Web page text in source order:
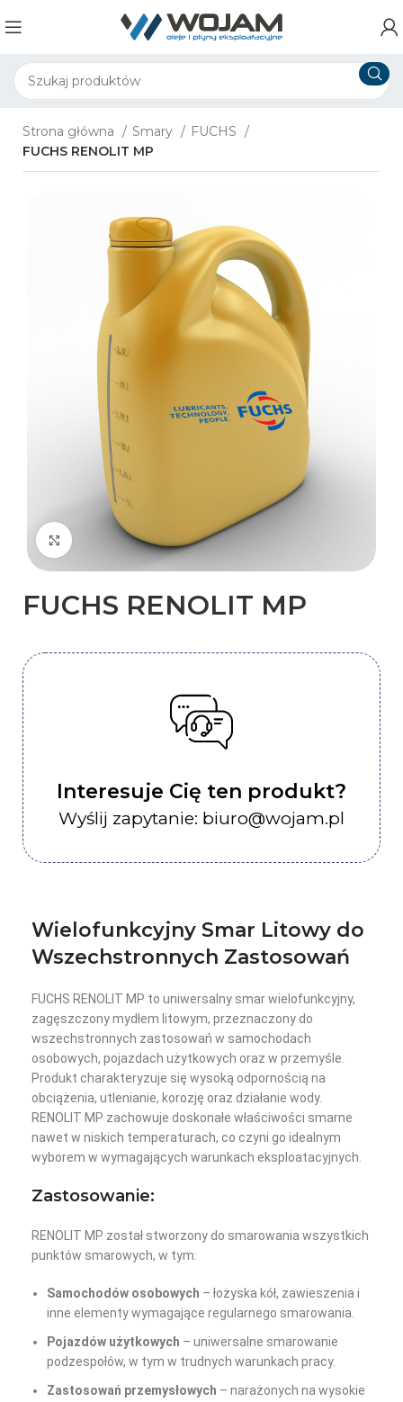
Strona główna Smary
FUCHS
FUCHS RENOLIT MP
Kliknij, aby powiększyć
FUCHS RENOLIT MP
Interesuje Cię ten produkt?
Wyślij zapytanie: biuro@wojam.pl
Wielofunkcyjny Smar Litowy do
Wszechstronnych Zastosowań
FUCHS RENOLIT MP to uniwersalny smar wielofunkcyjny,
zagęszczony mydłem litowym, przeznaczony do
wszechstronnych zastosowań w samochodach
osobowych, pojazdach użytkowych oraz w przemyśle.
Produkt charakteryzuje się wysoką odpornością na
obciążenia, utlenianie, korozję oraz działanie wody.
RENOLIT MP zachowuje doskonałe właściwości smarne
nawet w niskich temperaturach, co czyni go idealnym
wyborem w wymagających warunkach eksploatacyjnych.
Zastosowanie:
RENOLIT MP został stworzony do smarowania wszystkich
punktów smarowych, w tym:
Samochodów osobowych – łożyska kół, zawieszenia i
inne elementy wymagające regularnego smarowania.
Pojazdów użytkowych – uniwersalne smarowanie
podzespołów, w tym w trudnych warunkach pracy.
Zastosowań przemysłowych – narażonych na wysokie